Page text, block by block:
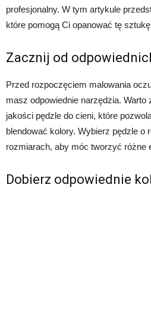
profesjonalny. W tym artykule
które pomogą Ci opanować tę
Zacznij od
Przed rozpoczęciem malowania
masz odpowiednie narzędzia. Warto
jakości pędzle do cieni, które
blendować kolory. Wybierz pędzle o
rozmiarach, aby móc tworzyć różne
Dobierz odpowiednie